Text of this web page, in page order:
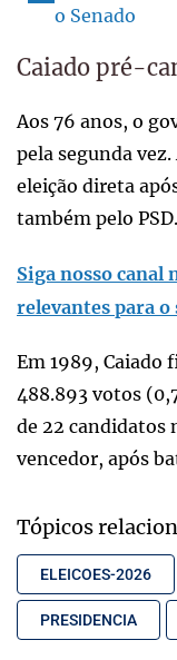
o Senado
Caiado pré-
Aos 76 anos, o
pela segunda
eleição direta
também pelo PSD.
Siga nosso canal
relevantes para o
Em 1989, Caiado
488.893 votos
de 22 candidatos
vencedor, após
Tópicos
ELEICOES-2026
PRESIDENCIA